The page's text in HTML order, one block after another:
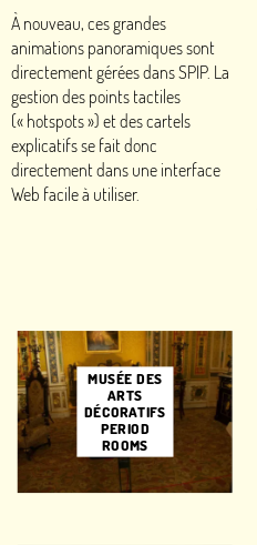
À nouveau, ces grandes
animations panoramiques sont
directement gérées dans SPIP. La
gestion des points tactiles
(« hotspots») et des cartels
explicatifs se fait donc
directement dans une interface
Web facile à utiliser.
MUSÉE DES
ARTS
DÉCORATIFS
PERIOD
ROOMS